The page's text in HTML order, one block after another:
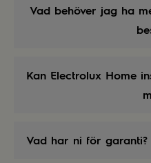
Vad behöver jag ha
Kan Electrolux Home
Vad har ni för garanti?